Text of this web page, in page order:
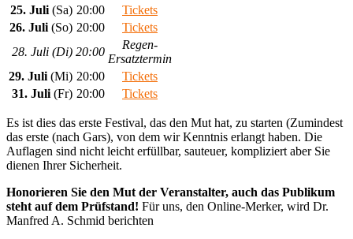
25. Juli (Sa) 20:00
Tickets
26. Juli (So) 20:00
Tickets
28. Juli (Di) 20:00
Regen-
Ersatztermin
29. Juli (Mi) 20:00
Tickets
31. Juli (Fr) 20:00 Tickets
Es ist dies das erste Festival, das den Mut hat, zu starten (Zumindest
das erste (nach Gars), von dem wir Kenntnis erlangt haben. Die
Auflagen sind nicht leicht erfüllbar, sauteuer, kompliziert aber Sie
dienen Ihrer Sicherheit.
Honorieren Sie den Mut der Veranstalter, auch das Publikum
steht auf dem Prüfstand! Für uns, den Online-Merker, wird Dr.
Manfred A. Schmid berichten